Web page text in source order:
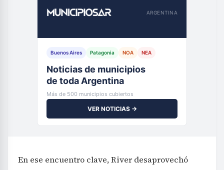
ARGENTINA
Buenos Aires Patagonia NOA NEA
Noticias de municipios
de toda Argentina
Más de 500 municipios cubiertos
VER NOTICIAS →
En ese encuentro clave, River desaprovechó